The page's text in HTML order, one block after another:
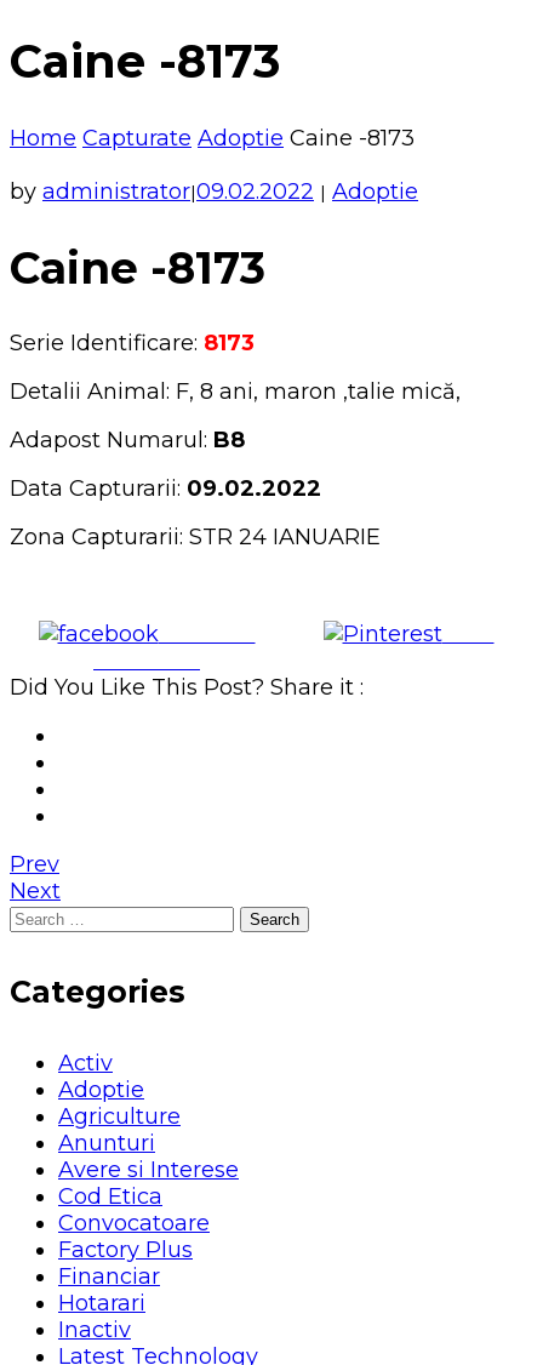
Caine -8173
Home Capturate Adoptie Caine -8173
by administrator|09.02.2022 | Adoptie
Caine -8173
Serie Identificare: 8173
Detalii Animal: F, 8 ani, maron ,talie mică,
Adapost Numarul: B8
Data Capturarii: 09.02.2022
Zona Capturarii: STR 24 IANUARIE
Share on
Save
Did You Like This Post? Share it :
Prev
Next
Search
Categories
Activ
Adoptie
Agriculture
Anunturi
Avere si Interese
Cod Etica
Convocatoare
Factory Plus
Financiar
Hotarari
Inactiv
Latest Technology